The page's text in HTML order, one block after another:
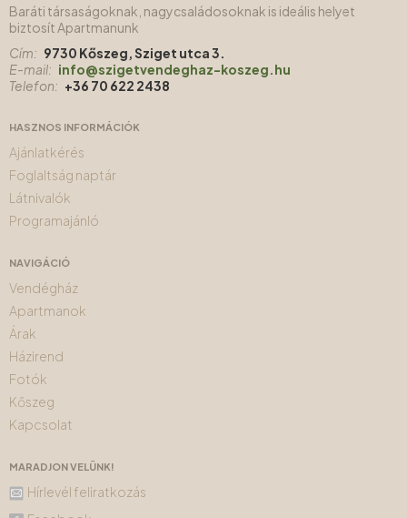
Baráti társaságoknak, nagycsaládosoknak is ideális helyet
biztosít Apartmanunk
Cím: 9730 Kőszeg, Sziget utca 3.
E-mail: info@szigetvendeghaz-koszeg.hu
Telefon: +36 70 622 2438
HASZNOS INFORMÁCIÓK
Ajánlatkérés
Foglaltság naptár
Látnivalók
Programajánló
NAVIGÁCIÓ
Vendégház
Apartmanok
Árak
Házirend
Fotók
Kőszeg
Kapcsolat
MARADJON VELÜNK!
Hírlevél feliratkozás